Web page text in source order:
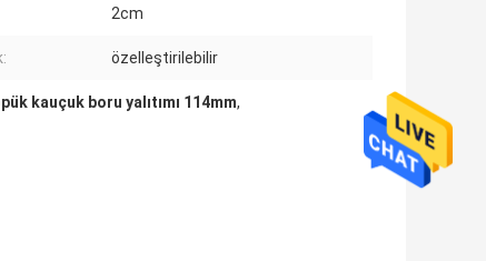
2cm
özelleştirilebilir
kauçuk boru yalıtımı 114mm,